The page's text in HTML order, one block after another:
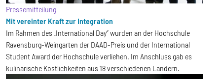
Pressemitteilung
Mit vereinter Kraft zur Integration
Im Rahmen des „International Day“ wurden an der Hochschule
Ravensburg-Weingarten der DAAD-Preis und der International
Student Award der Hochschule verliehen. Im Anschluss gab es
kulinarische Köstlichkeiten aus 18 verschiedenen Ländern.